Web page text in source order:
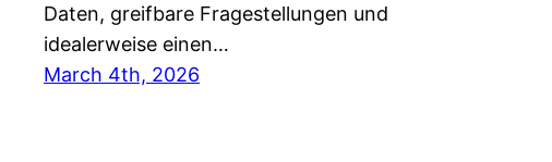
Daten, greifbare Fragestellungen und
idealerweise einen…
March 4th, 2026